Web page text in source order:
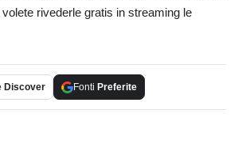
rivederle gratis in streaming le
Discover Fonti Preferite